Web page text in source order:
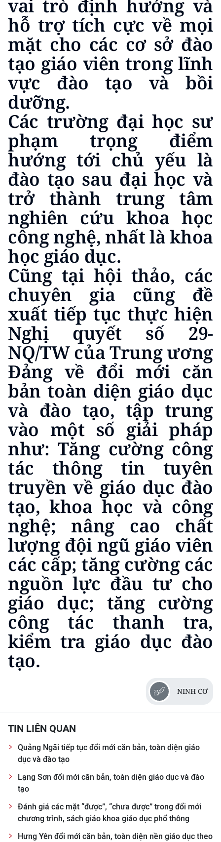
vai trò định hướng và
hỗ trợ tích cực về mọi
mặt cho các cơ sở đào
tạo giáo viên trong lĩnh
vực đào tạo và bồi
dưỡng.
Các trường đại học sư
phạm trọng điểm
hướng tới chủ yếu là
đào tạo sau đại học và
trở thành trung tâm
nghiên cứu khoa học
công nghệ, nhất là khoa
học giáo dục.
Cũng tại hội thảo, các
chuyên gia cũng đề
xuất tiếp tục thực hiện
Nghị quyết số 29-
NQ/TW của Trung ương
Đảng về đổi mới căn
bản toàn diện giáo dục
và đào tạo, tập trung
vào một số giải pháp
như: Tăng cường công
tác thông tin tuyên
truyền về giáo dục đào
tạo, khoa học và công
nghệ; nâng cao chất
lượng đội ngũ giáo viên
các cấp; tăng cường các
nguồn lực đầu tư cho
giáo dục; tăng cường
công tác thanh tra,
kiểm tra giáo dục đào
tạo.
NINH CƠ
TIN LIÊN QUAN
Quảng Ngãi tiếp tục đổi mới căn bản, toàn diện giáo
dục và đào tạo
Lạng Sơn đổi mới căn bản, toàn diện giáo dục và đào
tạo
Đánh giá các mặt “được”, “chưa được” trong đổi mới
chương trình, sách giáo khoa giáo dục phổ thông
Hưng Yên đổi mới căn bản, toàn diện nền giáo dục theo